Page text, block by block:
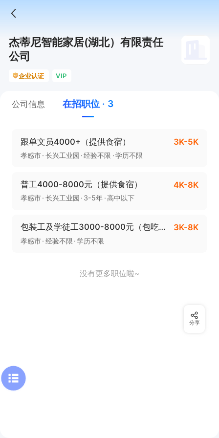
杰蒂尼智能家居(湖北）有限责任
公司
企业认证 VIP
公司信息 在招职位 · 3
跟单文员4000+（提供食宿） 3K-5K
孝感市 长兴工业园 经验不限 学历不限
普工4000-8000元（提供食宿） 4K-8K
孝感市 长兴工业园 3-5年 高中以下
包装工及学徒工3000-8000元（包吃住） 3K-8K
孝感市 经验不限 学历不限
没有更多职位啦~
分享